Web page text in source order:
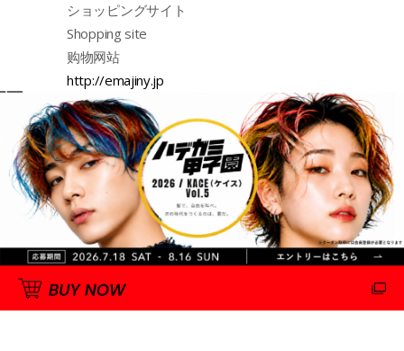
ショッピングサイト
Shopping site
购物网站
http://emajiny.jp